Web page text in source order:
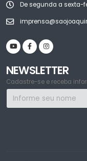
De segunda a sexta-
NEWSLETTER
Cadastre-se e receba